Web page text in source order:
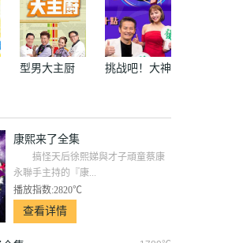
型男大主厨 挑战吧！大神
康熙来了全集
搞怪天后徐熙娣與才子頑童蔡康
永聯手主持的『康...
播放指数:2820℃
查看详情